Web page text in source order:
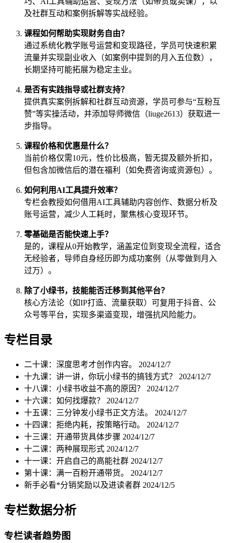
及社群互动和案例拆解等实战经验。
课程如何帮助实现财务自由？
通过系统化教学账号运营和变现路径，学员可快速积累
流量并实现副业收入（如案例中提到的月入五位数），
长期坚持可能拓展为稳定主业。
是否有实践指导或社群支持？
提供真实案例拆解和社群互动资源，学员可参与“互粉互
赞”等实操活动，并添加导师微信（liuge2613）获取进一
步指导。
课程价格和优惠是什么？
当前价格仅需10元，性价比极高，暂无提及额外折扣，
但包含加微信后的潜在福利（如免费咨询或资源包）。
如何利用AI工具提升效率？
专栏会教授如何借用AI工具辅助内容创作、数据分析及
账号运营，减少人工耗时，聚焦核心变现环节。
零基础是否能快速上手？
是的，课程从0开始教学，涵盖定位到变现全流程，适合
无经验者，导师自身经历即为成功案例（从零做到月入
过万）。
除了小绿书，技能能否迁移到其他平台？
核心方法论（如IP打造、流量获取）可复用于抖音、公
众号等平台，实现多渠道变现，增强抗风险能力。
专栏目录
二十课：深度思考才创作内容。 2024/12/7
十九课：讲一讲，你玩小绿书的搞钱方式？ 2024/12/7
十八课：小绿书收益不高的原因？ 2024/12/7
十六课：如何找爆款？ 2024/12/7
十五课：三分钟发小绿书正文方法。 2024/12/7
十四课：拒绝内耗，按策略行动。 2024/12/7
十三课：开通带货具体步骤 2024/12/7
十二课：两种展现形式 2024/12/7
十一课：开启自己的高能社群 2024/12/7
第十课：满一百粉开通带货。 2024/12/7
新手必看*分销奖励以及进读者群 2024/12/5
专栏数据分析
专栏读者趋势图